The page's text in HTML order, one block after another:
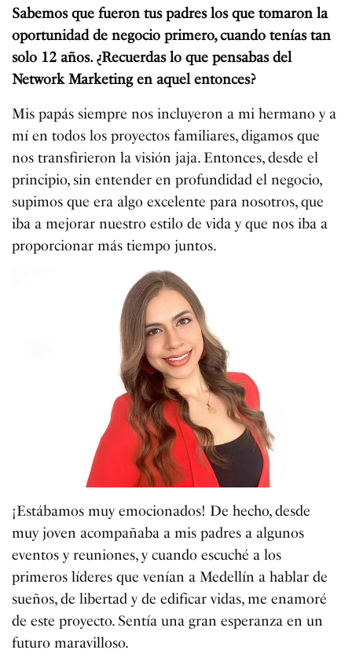
Sabemos que fueron tus padres los que tomaron la
oportunidad de negocio primero, cuando tenías tan
solo 12 años. ¿Recuerdas lo que pensabas del
Network Marketing en aquel entonces?
Mis papás siempre nos incluyeron a mi hermano y a
mí en todos los proyectos familiares, digamos que
nos transfirieron la visión jaja. Entonces, desde el
principio, sin entender en profundidad el negocio,
supimos que era algo excelente para nosotros, que
iba a mejorar nuestro estilo de vida y que nos iba a
proporcionar más tiempo juntos.
¡Estábamos muy emocionados! De hecho, desde
muy joven acompañaba a mis padres a algunos
eventos y reuniones, y cuando escuché a los
primeros líderes que venían a Medellín a hablar de
sueños, de libertad y de edificar vidas, me enamoré
de este proyecto. Sentía una gran esperanza en un
futuro maravilloso.